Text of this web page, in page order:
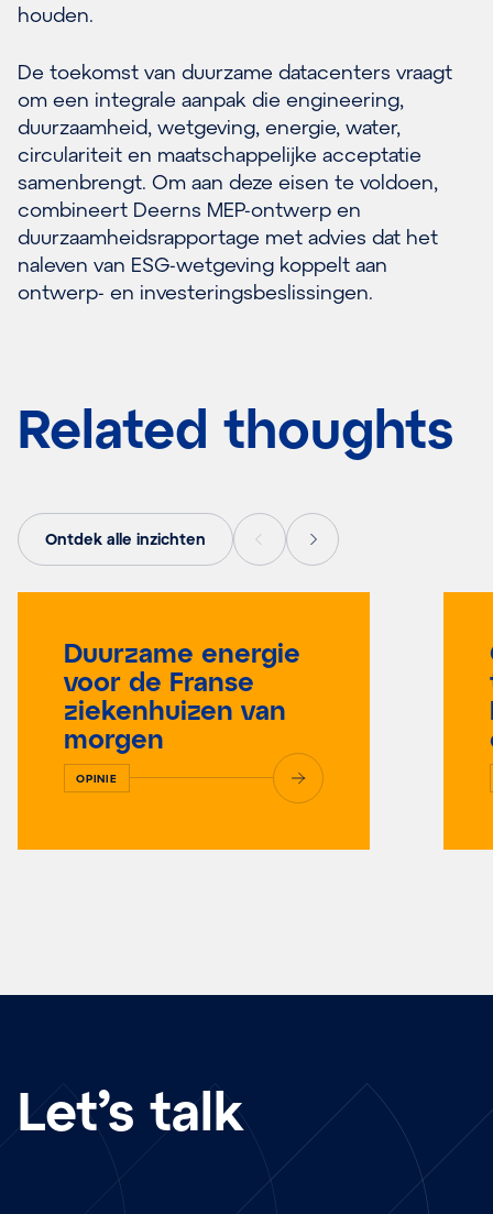
houden.
De toekomst van duurzame datacenters vraagt
om een integrale aanpak die engineering,
duurzaamheid, wetgeving, energie, water,
circulariteit en maatschappelijke acceptatie
samenbrengt. Om aan deze eisen te voldoen,
combineert Deerns MEP-ontwerp en
duurzaamheidsrapportage met advies dat het
naleven van ESG-wetgeving koppelt aan
ontwerp- en investeringsbeslissingen.
Related thoughts
Ontdek alle inzichten
Duurzame energie
voor de Franse
ziekenhuizen van
morgen
OPINIE
Let’s talk